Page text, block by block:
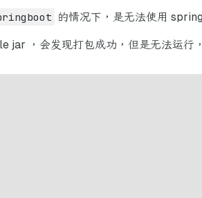
的情况下，是无法使用
jar ，会发现打包成功，但是无法运行